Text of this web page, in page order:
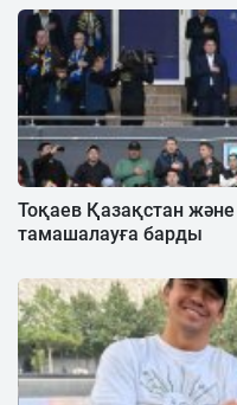
Тоқаев Қазақстан және
тамашалауға барды